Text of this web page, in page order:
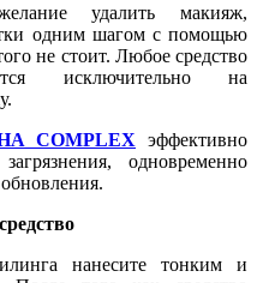
удалить макияж,
одним шагом с помощью
не стоит. Любое средство
исключительно на
COMPLEX эффективно
одновременно
нанесите тонким и